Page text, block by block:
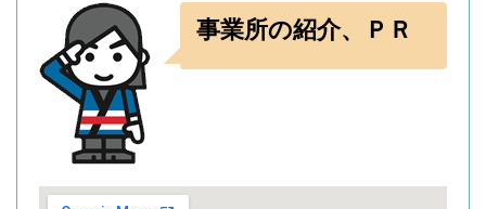
事業所の紹介、ＰＲ